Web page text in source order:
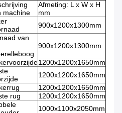
machine
Afmeting: L x W x H
mm
900x1200x1300mm
van
900x1200x1300mm
1200x1200x1650mm
1200x1200x1650mm
1200x1200x1650mm
rug
1200x1200x1650mm
1000x1100x2050mm